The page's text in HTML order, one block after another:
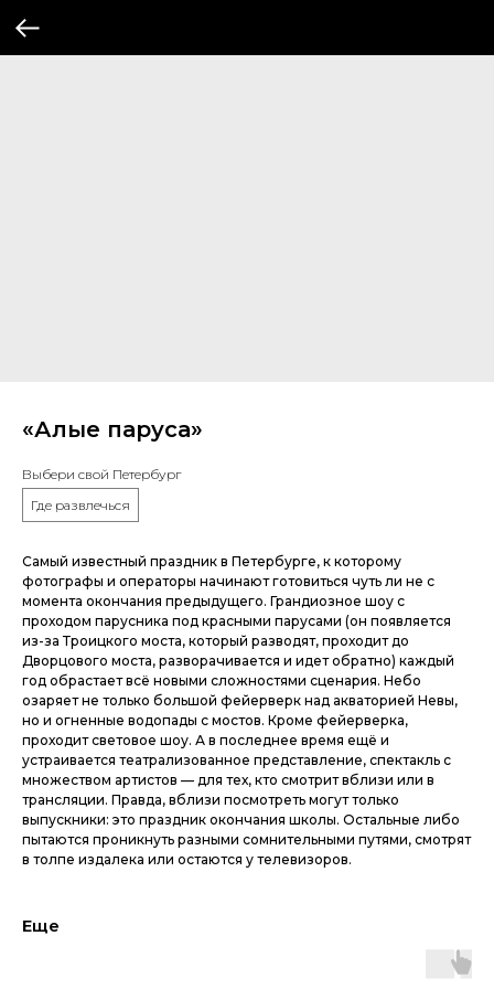
«Алые паруса»
Выбери свой Петербург
Где развлечься
Самый известный праздник в Петербурге, к которому
фотографы и операторы начинают готовиться чуть ли не с
момента окончания предыдущего. Грандиозное шоу с
проходом парусника под красными парусами (он появляется
из-за Троицкого моста, который разводят, проходит до
Дворцового моста, разворачивается и идет обратно) каждый
год обрастает всё новыми сложностями сценария. Небо
озаряет не только большой фейерверк над акваторией Невы,
но и огненные водопады с мостов. Кроме фейерверка,
проходит световое шоу. А в последнее время ещё и
устраивается театрализованное представление, спектакль с
множеством артистов — для тех, кто смотрит вблизи или в
трансляции. Правда, вблизи посмотреть могут только
выпускники: это праздник окончания школы. Остальные либо
пытаются проникнуть разными сомнительными путями, смотрят
в толпе издалека или остаются у телевизоров.
Еще